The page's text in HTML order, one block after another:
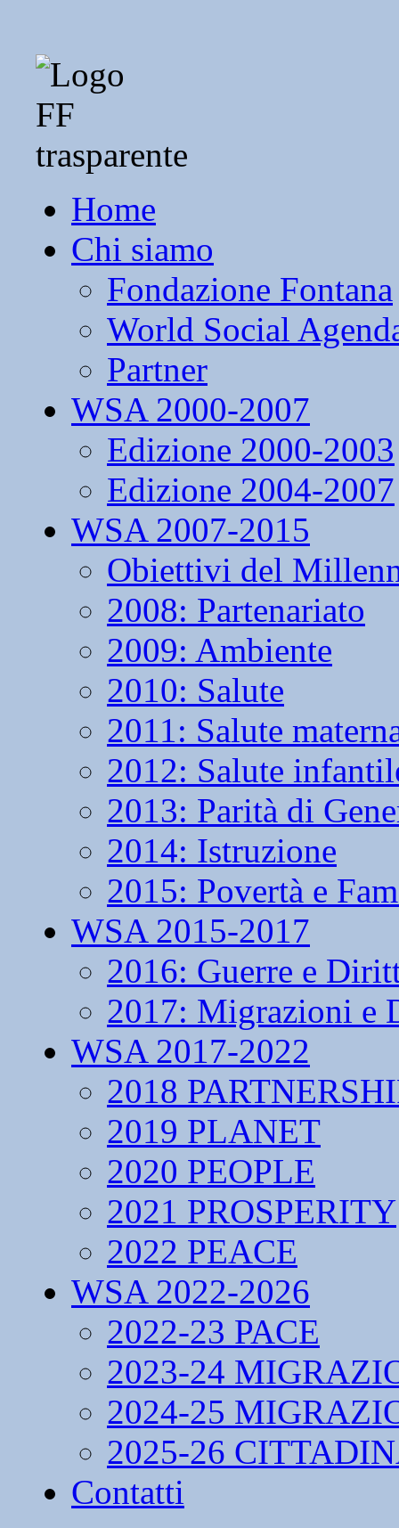
Home
Chi siamo
Fondazione Fontana
World Social
Partner
WSA 2000-2007
Edizione 2000-2003
Edizione 2004-2007
WSA 2007-2015
Obiettivi del
2008: Partenariato
2009: Ambiente
2010: Salute
2011: Salute
2012: Salute
2013: Parità di
2014: Istruzione
2015: Povertà e
WSA 2015-2017
2016: Guerre e
2017: Migrazioni e
WSA 2017-2022
2018
2019 PLANET
2020 PEOPLE
2021 PROSPERITY
2022 PEACE
WSA 2022-2026
2022-23 PACE
2023-24
2024-25
2025-26
Contatti